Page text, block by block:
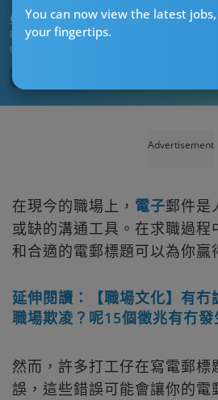
You can now view the latest
your fingertips.
CTgoodjobs’ Editor
Published:2023-06-14
Updated:
Advertisement
在現今的職場上， 電子郵件是
或缺的溝通工具。在求職過程
和合適的電郵標題可以為你贏
延伸閱讀：【職場文化】有冇
職場欺凌？呢15個徵兆有冇發
然而，許多打工仔在寫電郵標
誤，這些錯誤可能會讓你的電